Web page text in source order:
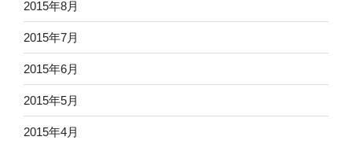
2015年8月
2015年7月
2015年6月
2015年5月
2015年4月